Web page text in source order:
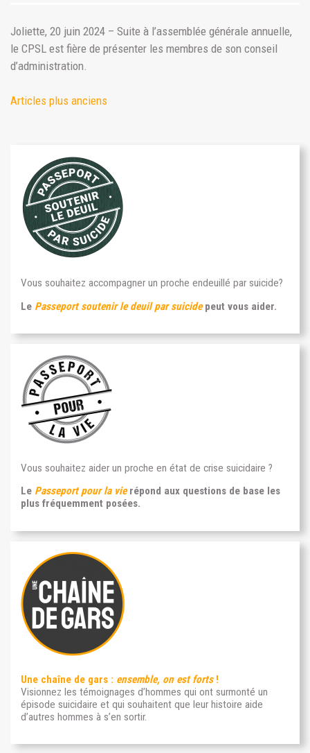
Joliette, 20 juin 2024 – Suite à l’assemblée générale annuelle,
le CPSL est fière de présenter les membres de son conseil
d’administration.
Articles plus anciens
Vous souhaitez accompagner un proche endeuillé par suicide?
Le Passeport soutenir le deuil par suicidepeut vous aider.
Vous souhaitez aider un proche en état de crise suicidaire ?
Le Passeport pour la vierépond aux questions de base les
plus fréquemment posées.
Une chaîne de gars : ensemble, on est forts!
Visionnez les témoignages d’hommes qui ont surmonté un
épisode suicidaire et qui souhaitent que leur histoire aide
d’autres hommes à s’en sortir.